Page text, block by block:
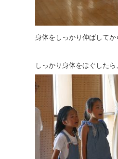
身体をしっかり伸ばして
しっかり身体をほぐした